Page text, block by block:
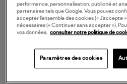
performance, personnalisation, publicité et
partenaires tels que Google. Vous pouvez
accepter l’ensemble des cookies («
nécessaires (« Continuer sans accepter »).
vos données,
consulter notre politique de
Paramètres des cookies